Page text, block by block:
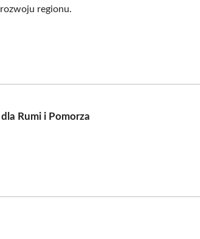
regionu.
Rumi i Pomorza